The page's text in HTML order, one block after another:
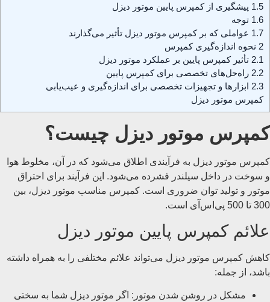
1.5 پیشگیری از کمپرس پایین موتور دیزل
1.6 توجه
1.7 عواملی که بر کمپرس موتور دیزل تأثیر می‌گذارند
2 نحوه اندازه‌گیری کمپرس
2.1 تأثیر کمپرس پایین بر عملکرد موتور دیزل
2.2 راه‌حل‌های تخصصی برای کمپرس پایین
2.3 ابزارها و تجهیزات تخصصی برای اندازه‌گیری و عیب‌یابی
کمپرس موتور دیزل
کمپرس موتور دیزل چیست؟
کمپرس موتور دیزل به فرآیندی اطلاق می‌شود که در آن، مخلوط هوا
و سوخت در داخل سیلندر فشرده می‌شود. این فرآیند برای احتراق
موتور و تولید توان ضروری است. کمپرس مناسب موتور دیزل، بین
300 تا 500 پی‌اس‌آی است.
علائم کمپرس پایین موتور دیزل
کاهش کمپرس موتور دیزل می‌تواند علائم مختلفی را به همراه داشته
باشد، از جمله:
مشکل در روشن شدن موتور: اگر موتور دیزل شما به سختی